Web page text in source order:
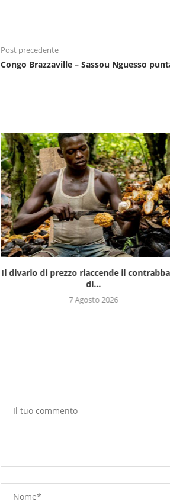
Post precedente
Congo Brazzaville – Sassou Nguesso
Il divario di prezzo riaccende il
di...
7 Agosto 2026